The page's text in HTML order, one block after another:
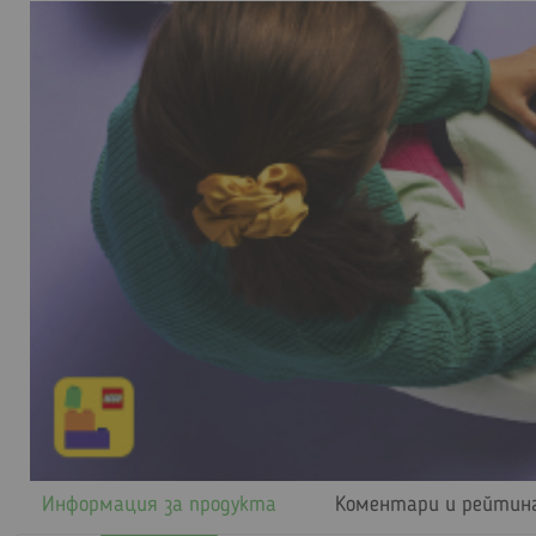
Информация за продукта Коментари и